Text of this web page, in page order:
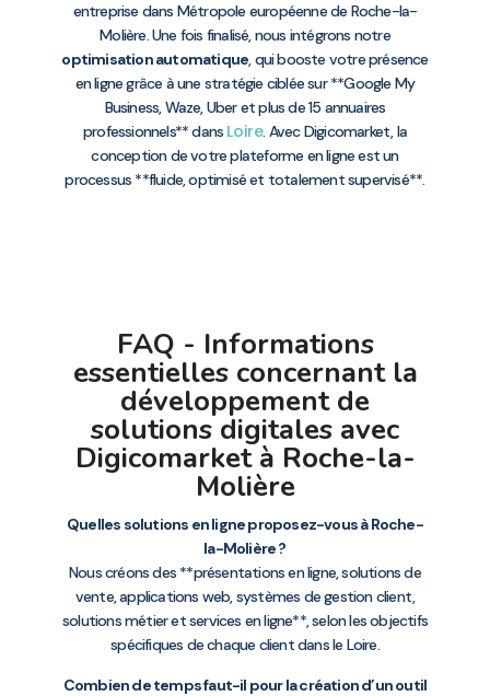
entreprise dans Métropole européenne de Roche-la-
Molière. Une fois finalisé, nous intégrons notre
optimisation automatique, qui booste votre présence
en ligne grâce à une stratégie ciblée sur **Google My
Business, Waze, Uber et plus de 15 annuaires
professionnels** dans Loire. Avec Digicomarket, la
conception de votre plateforme en ligne est un
processus **fluide, optimisé et totalement supervisé**.
FAQ - Informations
essentielles concernant la
développement de
solutions digitales avec
Digicomarket à Roche-la-
Molière
Quelles solutions en ligne proposez-vous à Roche-
la-Molière ?
Nous créons des **présentations en ligne, solutions de
vente, applications web, systèmes de gestion client,
solutions métier et services en ligne**, selon les objectifs
spécifiques de chaque client dans le Loire.
Combien de temps faut-il pour la création d’un outil